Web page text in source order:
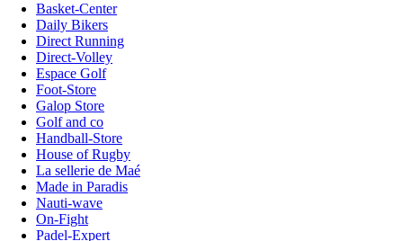
Basket-Center
Daily Bikers
Direct Running
Direct-Volley
Espace Golf
Foot-Store
Galop Store
Golf and co
Handball-Store
House of Rugby
La sellerie de Maé
Made in Paradis
Nauti-wave
On-Fight
Padel-Expert